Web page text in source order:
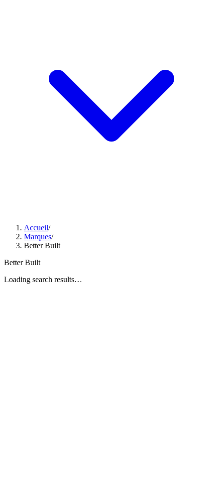
Accueil/
Marques/
Better Built
Better Built
Loading search results…